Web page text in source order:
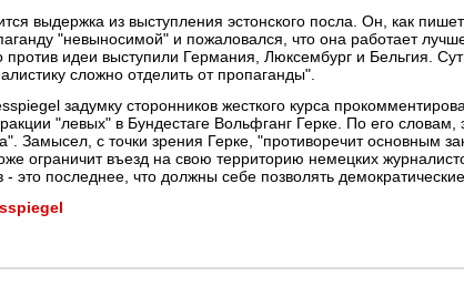
выдержка из выступления эстонского посла. Он, как
"невыносимой" и пожаловался, что она работает
идеи выступили Германия, Люксембург и Бельгия.
сложно отделить от пропаганды".
задумку сторонников жесткого курса
"левых" в Бундестаге Вольфганг Герке. По его
Замысел, с точки зрения Герке, "противоречит основным
ограничит въезд на свою территорию немецких
- это последнее, что должны себе позволять